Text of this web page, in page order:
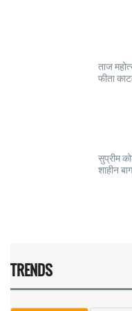
ताज
फीता
सुप्रीम
शाहीन
TRENDS